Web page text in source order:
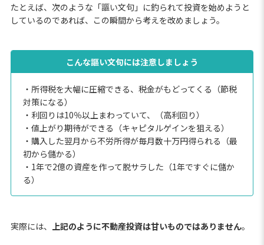
たとえば、次のような「謳い文句」に釣られて投資を始めようと
しているのであれば、この瞬間から考えを改めましょう。
こんな謳い文句には注意しましょう
・所得税を大幅に圧縮できる、税金がもどってくる（節税
対策になる）
・利回りは10％以上まわっていて、（高利回り）
・値上がり期待ができる（キャピタルゲインを狙える）
・購入した翌月から不労所得が毎月数十万円得られる（最
初から儲かる）
・1年で2億の資産を作って脱サラした（1年ですぐに儲か
る）
実際には、 上記のように不動産投資は甘いものではありません。